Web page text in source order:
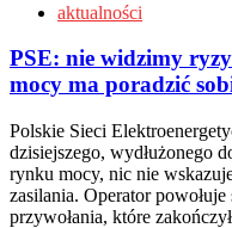
aktualności
PSE: nie widzimy
mocy ma poradzić
Polskie Sieci
dzisiejszego, wydłużonego
rynku mocy, nic nie
zasilania. Operator
przywołania, które